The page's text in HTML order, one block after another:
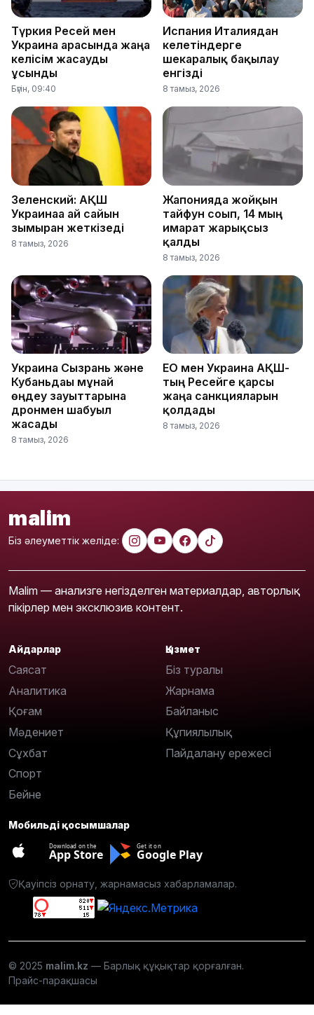
Түркия Ресей мен
Украина арасында жаңа
келісім жасауды
ұсынды
Бүгін, 09:40
Испания Италиядан
келетіндерге
шекаралық бақылау
енгізді
8 тамыз, 2026
Зеленский: АҚШ
Украинаға ай сайын
зымыран жеткізеді
8 тамыз, 2026
Жапонияда жойқын
тайфун соғып, 14 мың
ғимарат жарықсыз
қалды
8 тамыз, 2026
Украина Сызрань және
Кубаньдағы мұнай
өңдеу зауыттарына
дронмен шабуыл
жасады
8 тамыз, 2026
ЕО мен Украина АҚШ-
тың Ресейге қарсы
жаңа санкцияларын
қолдады
8 тамыз, 2026
malim
Біз әлеуметтік желіде:
Malim — анализге негізделген материалдар, авторлық
пікірлер мен эксклюзив контент.
Айдарлар
Саясат
Аналитика
Қоғам
Мәдениет
Сұхбат
Спорт
Бейне
Қызмет
Біз туралы
Жарнама
Байланыс
Құпиялылық
Пайдалану ережесі
Мобильді қосымшалар
Download on the
App Store
Get it on
Google Play
Қауіпсіз орнату, жарнамасыз хабарламалар.
© 2025 malim.kz — Барлық құқықтар қорғалған.
Прайс-парақшасы